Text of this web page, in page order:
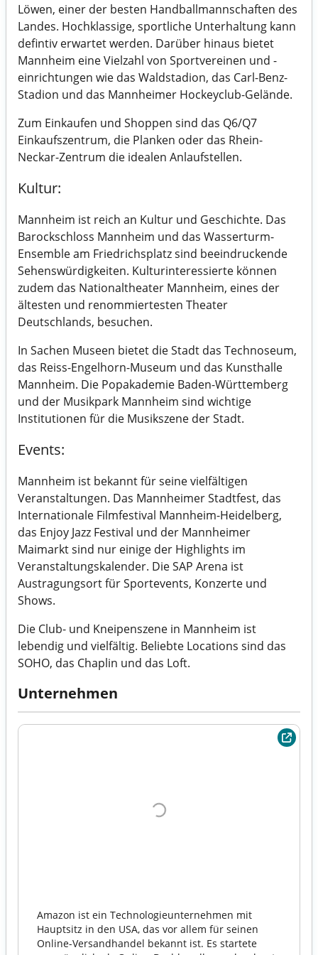
Löwen, einer der besten Handballmannschaften des
Landes. Hochklassige, sportliche Unterhaltung kann
defintiv erwartet werden. Darüber hinaus bietet
Mannheim eine Vielzahl von Sportvereinen und -
einrichtungen wie das Waldstadion, das Carl-Benz-
Stadion und das Mannheimer Hockeyclub-Gelände.
Zum Einkaufen und Shoppen sind das Q6/Q7
Einkaufszentrum, die Planken oder das Rhein-
Neckar-Zentrum die idealen Anlaufstellen.
Kultur:
Mannheim ist reich an Kultur und Geschichte. Das
Barockschloss Mannheim und das Wasserturm-
Ensemble am Friedrichsplatz sind beeindruckende
Sehenswürdigkeiten. Kulturinteressierte können
zudem das Nationaltheater Mannheim, eines der
ältesten und renommiertesten Theater
Deutschlands, besuchen.
In Sachen Museen bietet die Stadt das Technoseum,
das Reiss-Engelhorn-Museum und das Kunsthalle
Mannheim. Die Popakademie Baden-Württemberg
und der Musikpark Mannheim sind wichtige
Institutionen für die Musikszene der Stadt.
Events:
Mannheim ist bekannt für seine vielfältigen
Veranstaltungen. Das Mannheimer Stadtfest, das
Internationale Filmfestival Mannheim-Heidelberg,
das Enjoy Jazz Festival und der Mannheimer
Maimarkt sind nur einige der Highlights im
Veranstaltungskalender. Die SAP Arena ist
Austragungsort für Sportevents, Konzerte und
Shows.
Die Club- und Kneipenszene in Mannheim ist
lebendig und vielfältig. Beliebte Locations sind das
SOHO, das Chaplin und das Loft.
Unternehmen
Amazon ist ein Technologieunternehmen mit
Hauptsitz in den USA, das vor allem für seinen
Online-Versandhandel bekannt ist. Es startete